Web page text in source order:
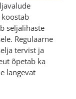
seljalihaste
Regulaarne
tervist ja
õpetab ka
langevat